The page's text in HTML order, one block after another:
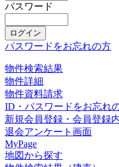
パスワード
パスワードをお忘れの方
物件検索結果
物件詳細
物件資料請求
ID・パスワードをお忘れ
新規会員登録・会員登録
退会アンケート画面
MyPage
地図から探す